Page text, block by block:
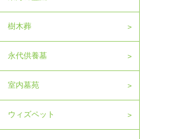
樹木葬
永代供養墓
室内墓苑
ウィズペット